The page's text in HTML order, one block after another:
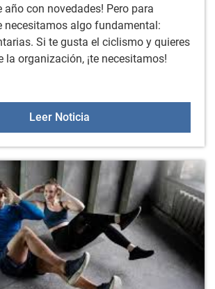
año con novedades! Pero para
necesitamos algo fundamental:
Si te gusta el ciclismo y quieres
la organización, ¡te necesitamos!
Leer NoticiaSe necesitan voluntarios